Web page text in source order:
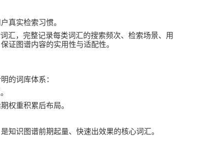
真实检索习惯。
汇，完整记录每类词汇的搜索频次、检索场景、用
证图谱内容的实用性与适配性。
的词库体系：
权重积累后布局。
知识图谱前期起量、快速出效果的核心词汇。